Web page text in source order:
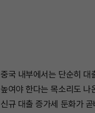
중국 내부에서는 단순히
높여야 한다는 목소리도 나
신규 대출 증가세 둔화가